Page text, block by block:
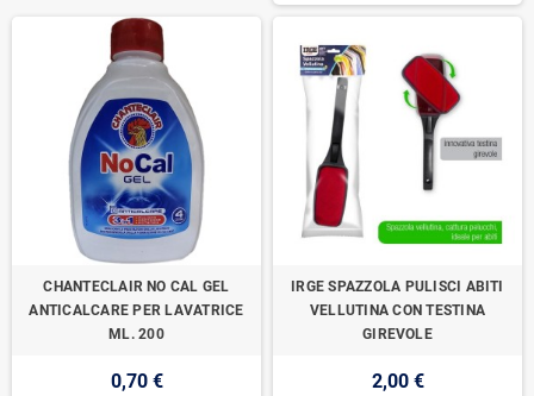
CHANTECLAIR NO CAL GEL
ANTICALCARE PER LAVATRICE
ML. 200
0,70 €
IRGE SPAZZOLA PULISCI ABITI
VELLUTINA CON TESTINA
GIREVOLE
2,00 €